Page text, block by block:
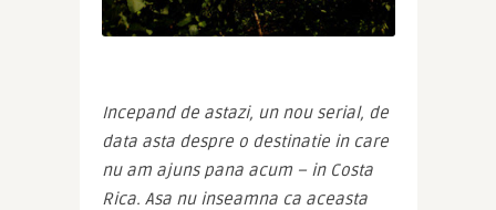
Incepand de astazi, un nou serial, de
data asta despre o destinatie in care
nu am ajuns pana acum – in Costa
Rica. Asa nu inseamna ca aceasta